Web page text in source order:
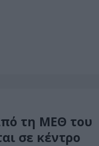
τη ΜΕΘ του
σε κέντρο